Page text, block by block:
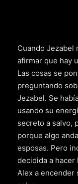
Cuando Jezabel
afirmar que hay
Las cosas se
preguntando
Jezabel. Se
usando su
secreto a salvo,
porque algo
esposas. Pero
decidida a hacer
Alex a encender